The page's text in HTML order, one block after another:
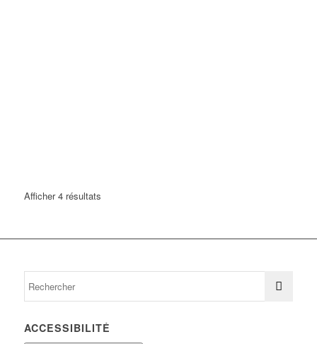
Afficher 4 résultats
ACCESSIBILITÉ